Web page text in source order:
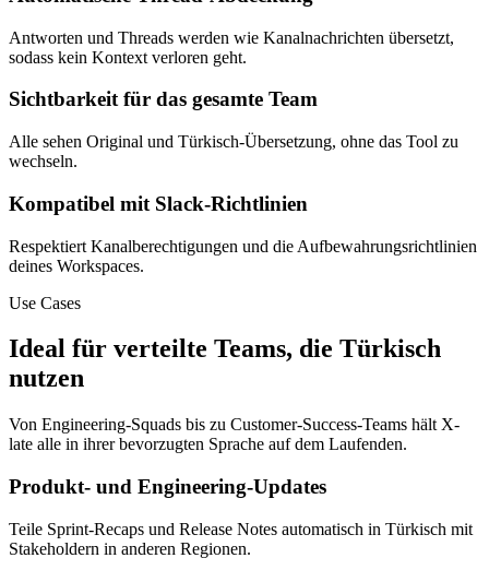
Antworten und Threads werden wie Kanalnachrichten übersetzt,
sodass kein Kontext verloren geht.
Sichtbarkeit für das gesamte Team
Alle sehen Original und Türkisch-Übersetzung, ohne das Tool zu
wechseln.
Kompatibel mit Slack-Richtlinien
Respektiert Kanalberechtigungen und die Aufbewahrungsrichtlinien
deines Workspaces.
Use Cases
Ideal für verteilte Teams, die Türkisch
nutzen
Von Engineering-Squads bis zu Customer-Success-Teams hält X-
late alle in ihrer bevorzugten Sprache auf dem Laufenden.
Produkt- und Engineering-Updates
Teile Sprint-Recaps und Release Notes automatisch in Türkisch mit
Stakeholdern in anderen Regionen.